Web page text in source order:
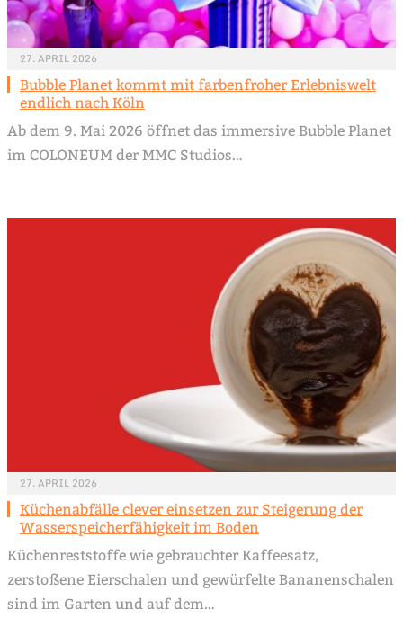
27. APRIL 2026
Bubble Planet kommt mit farbenfroher Erlebniswelt
endlich nach Köln
Ab dem 9. Mai 2026 öffnet das immersive Bubble Planet
im COLONEUM der MMC Studios…
27. APRIL 2026
Küchenabfälle clever einsetzen zur Steigerung der
Wasserspeicherfähigkeit im Boden
Küchenreststoffe wie gebrauchter Kaffeesatz,
zerstoßene Eierschalen und gewürfelte Bananenschalen
sind im Garten und auf dem…